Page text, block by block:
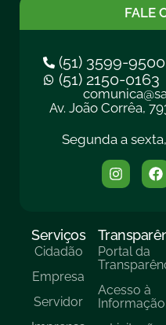
FALE
(51) 3599-9500
(51) 2150-0163
Av. João Corrêa,
Segunda a
Serviços
Cidadão
Empresa
Servidor
Portal da
Acesso à
Informação